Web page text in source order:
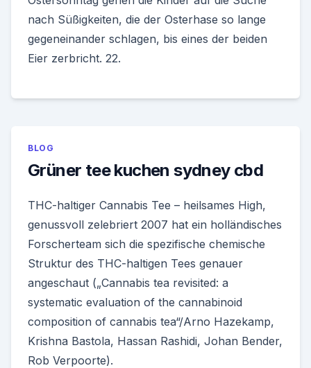
nach Süßigkeiten, die der Osterhase so lange
gegeneinander schlagen, bis eines der beiden
Eier zerbricht. 22.
BLOG
Grüner tee kuchen sydney cbd
THC-haltiger Cannabis Tee – heilsames High,
genussvoll zelebriert 2007 hat ein holländisches
Forscherteam sich die spezifische chemische
Struktur des THC-haltigen Tees genauer
angeschaut („Cannabis tea revisited: a
systematic evaluation of the cannabinoid
composition of cannabis tea“/Arno Hazekamp,
Krishna Bastola, Hassan Rashidi, Johan Bender,
Rob Verpoorte).